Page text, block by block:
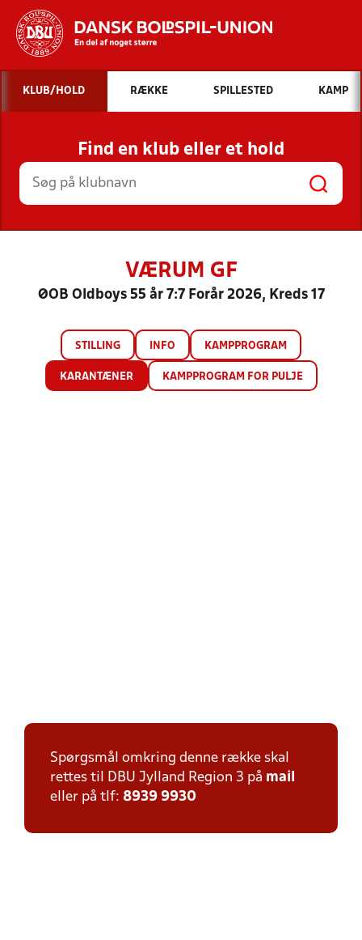
Hvad vil du søge efter?
INDHOLD OG NYHEDER
STILLINGER, RESULTATER, KLUBBER OG
HOLD
KLUB/HOLD RÆKKE SPILLESTED KAMP
Find en klub eller et hold
VÆRUM GF
ØOB Oldboys 55 år 7:7 Forår 2026, Kreds 17
STILLING INFO KAMPPROGRAM
KARANTÆNER KAMPPROGRAM FOR PULJE
Spørgsmål omkring denne række skal
rettes til DBU Jylland Region 3 på mail
eller på tlf: 8939 9930